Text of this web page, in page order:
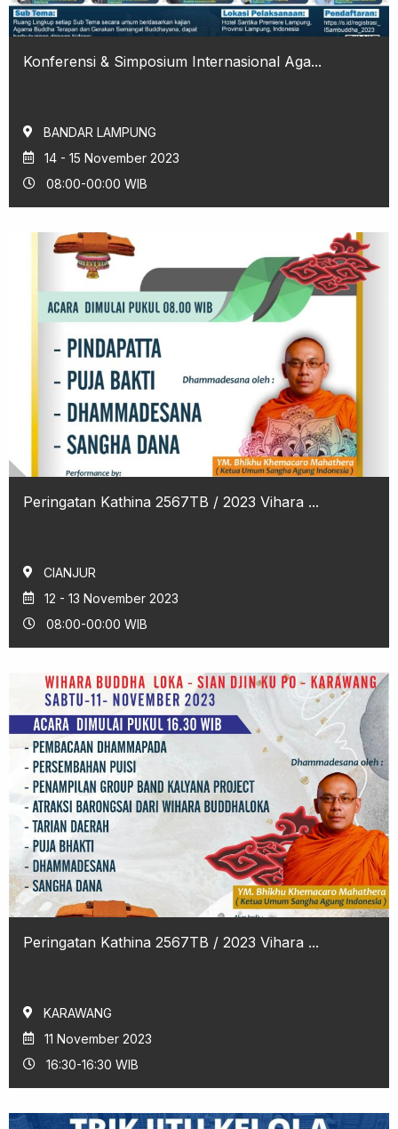
Konferensi & Simposium Internasional Aga...
BANDAR LAMPUNG
14 - 15 November 2023
08:00-00:00 WIB
Peringatan Kathina 2567TB / 2023 Vihara ...
CIANJUR
12 - 13 November 2023
08:00-00:00 WIB
Peringatan Kathina 2567TB / 2023 Vihara ...
KARAWANG
11 November 2023
16:30-16:30 WIB